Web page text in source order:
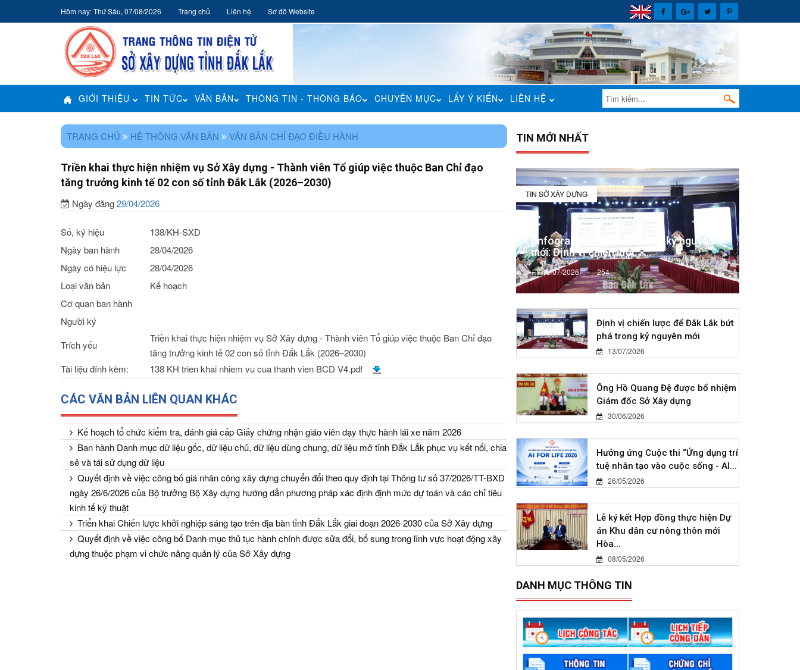
Hôm nay: Thứ Sáu, 07/08/2026 Trang chủ Liên hệ Sơ đồ Website
GIỚI THIỆU TIN TỨC VĂN BẢN THÔNG TIN - THÔNG BÁO CHUYÊN MỤC LẤY Ý KIẾN LIÊN HỆ
TRANG CHỦ HÊ THÔNG VĂN BẢN VĂN BẢN CHỈ ĐẠO ĐIỀU HÀNH
Triền khai thực hiện nhiệm vụ Sở Xây dựng - Thành viên Tổ giúp việc thuộc Ban Chỉ đạo
tăng trưởng kinh tế 02 con số tỉnh Đắk Lắk (2026–2030)
Ngày đăng29/04/2026
Số, ký hiệu
138/KH-SXD
Ngày ban hành
28/04/2026
Ngày có hiệu lực
28/04/2026
Loại văn bản
Kế hoạch
Cơ quan ban hành
Người ký
Trích yếu
Triền khai thực hiện nhiệm vụ Sở Xây dựng - Thành viên Tổ giúp việc thuộc Ban Chỉ đạo
tăng trưởng kinh tế 02 con số tỉnh Đắk Lắk (2026–2030)
Tài liệu đính kèm:
138 KH trien khai nhiem vu cua thanh vien BCD V4.pdf
CÁC VĂN BẢN LIÊN QUAN KHÁC
Kế hoạch tổ chức kiểm tra, đánh giá cấp Giấy chứng nhận giáo viên dạy thực hành lái xe năm 2026
Ban hành Danh mục dữ liệu gốc, dữ liệu chủ, dữ liệu dùng chung, dữ liệu mở tỉnh Đắk Lắk phục vụ kết nối, chia
sẻ và tái sử dụng dữ liệu
Quyết định về việc công bố giá nhân công xây dựng chuyển đổi theo quy định tại Thông tư số 37/2026/TT-BXD
ngày 26/6/2026 của Bộ trưởng Bộ Xây dựng hướng dẫn phương pháp xác định định mức dự toán và các chỉ tiêu
kinh tế kỹ thuật
Triển khai Chiến lược khởi nghiệp sáng tạo trên địa bàn tỉnh Đắk Lắk giai đoạn 2026-2030 của Sở Xây dựng
Quyết định về việc công bố Danh mục thủ tục hành chính được sửa đổi, bổ sung trong lĩnh vực hoạt động xây
dựng thuộc phạm vi chức năng quản lý của Sở Xây dựng
TIN MỚI NHẤT
TIN SỞ XÂY DỰNG
(Infographic) Đắk Lắk trong kỷ nguyên
mới: Định vị chiến lược -...
13/07/2026 254
Định vị chiến lược để Đắk Lắk bứt
phá trong kỷ nguyên mới
13/07/2026
Ông Hồ Quang Đệ được bổ nhiệm
Giám đốc Sở Xây dựng
30/06/2026
Hưởng ứng Cuộc thi “Ứng dụng trí
tuệ nhân tạo vào cuộc sống - AI...
26/05/2026
Lễ ký kết Hợp đồng thực hiện Dự
án Khu dân cư nông thôn mới
Hòa...
08/05/2026
DANH MỤC THÔNG TIN